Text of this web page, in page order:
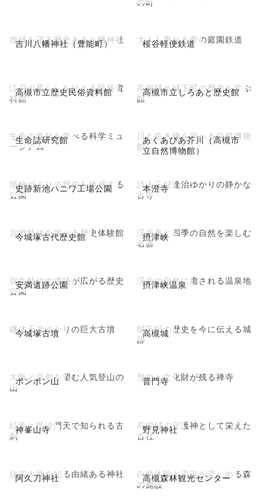
吉川八幡神社（豊能町）
地域を守る歴史ある八幡神社 桜谷軽便鉄道
大人も乗れる夢の庭園鉄道
高槻市立歴史民俗資料館
江戸の暮らしを伝える民俗資
料館
高槻市立しろあと歴史館
高槻城と城下町の歴史を学ぶ
館
生命誌研究館
生命の進化を学べる科学ミュ
ージアム
あくあぴあ芥川（高槻市
立自然博物館）
川と生き物を学べる自然博物
館
史跡新池ハニワ工場公園
埴輪づくりの歴史を体感する
公園
本澄寺
詩人三好達治ゆかりの静かな
古寺
今城塚古代歴史館
古墳時代を学べる歴史体験館 摂津峡
渓谷美と四季の自然を楽しむ
名勝
安満遺跡公園
弥生時代の遺跡が広がる歴史
公園
摂津峡温泉
渓谷の自然に癒される温泉地
今城塚古墳
継体天皇ゆかりの巨大古墳 高槻城
城下町の歴史を今に伝える城
跡
ポンポン山
大阪と京都を望む人気登山の
山
普門寺
歴史と文化財が残る禅寺
神峯山寺
紅葉と毘沙門天で知られる古
刹
野見神社
高槻城の守護神として栄えた
古社
阿久刀神社
住吉大神を祀る由緒ある神社 高槻森林観光センター
自然体験と温泉が楽しめる森
の施設